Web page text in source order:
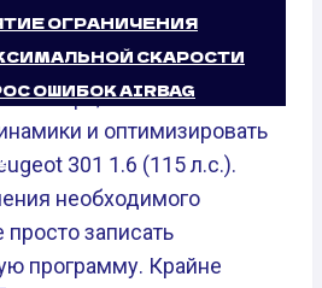
ОГРАНИЧЕНИЯ
СКАРОСТИ
ОШИБОК AIRBAG
является важной частью
позволяет раскрыть
мотора, повысить
и оптимизировать
301 1.6 (115 л.с.).
необходимого
записать
программу. Крайне